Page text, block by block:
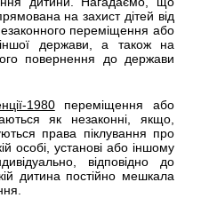
на захист дітей від
переміщення або
держави, а також на
повернення до держави
1980переміщення або
як незаконні, якщо,
права піклування про
особі, установі або іншому
відповідно до
дитина постійно мешкала